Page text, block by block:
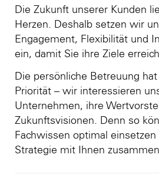
Die Zukunft unserer Kunden
Herzen. Deshalb setzen wir
Engagement, Flexibilität und
ein, damit Sie ihre Ziele
Die persönliche Betreuung
Priorität – wir interessieren
Unternehmen, ihre
Zukunftsvisionen. Denn so
Fachwissen optimal
Strategie mit Ihnen